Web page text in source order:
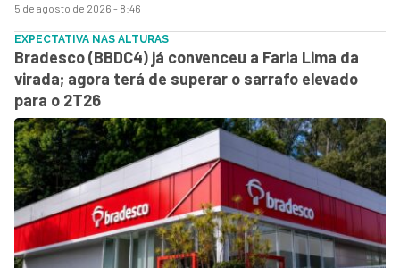
5 de agosto de 2026 - 8:46
EXPECTATIVA NAS ALTURAS
Bradesco (BBDC4) já convenceu a Faria Lima da
virada; agora terá de superar o sarrafo elevado
para o 2T26